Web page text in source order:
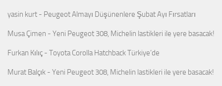
yasin kurt - Peugeot Almayı Düşünenlere Şubat Ayı Fırsatları
Musa Çimen - Yeni Peugeot 308, Michelin lastikleri ile yere basacak!
Furkan Kılıç - Toyota Corolla Hatchback Türkiye’de
Murat Balçık - Yeni Peugeot 308, Michelin lastikleri ile yere basacak!